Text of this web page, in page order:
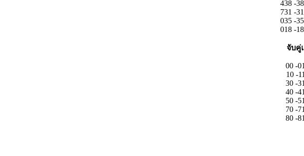
438 -
731 -
035 -
018 -
จับคู่
00 -
10 -
30 -
40 -
50 -
70 -
80 -